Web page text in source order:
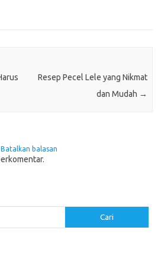
Resep Pecel Lele yang Nikmat
dan Mudah →
Batalkan balasan
Cari